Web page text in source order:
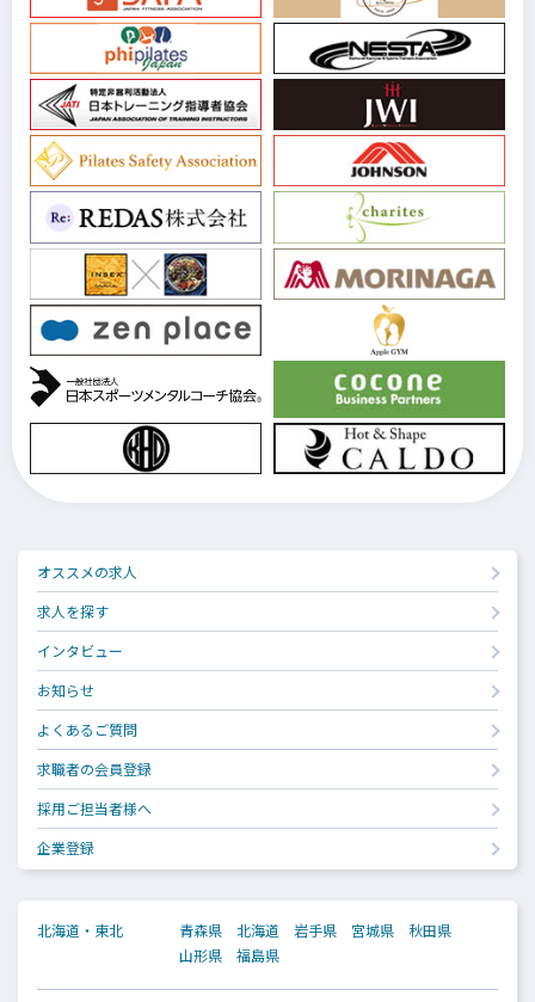
オススメの求人
求人を探す
インタビュー
お知らせ
よくあるご質問
求職者の会員登録
採用ご担当者様へ
企業登録
北海道・東北 青森県 北海道 岩手県 宮城県
秋田県
山形県
福島県